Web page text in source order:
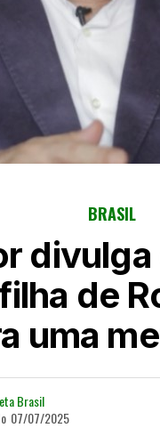
BRASIL
de
uma
Brasil
07/07/2025